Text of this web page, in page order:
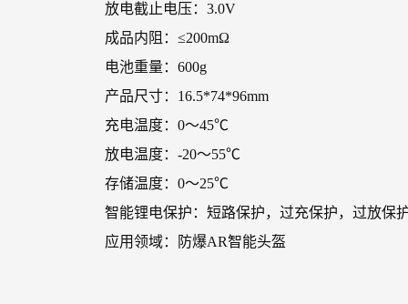
放电截止电压：3.0V
成品内阻：≤200mΩ
电池重量：600g
产品尺寸：16.5*74*96mm
充电温度：0～45℃
放电温度：-20～55℃
存储温度：0～25℃
智能锂电保护：短路保护，过充保护，过放保
应用领域：防爆AR智能头盔